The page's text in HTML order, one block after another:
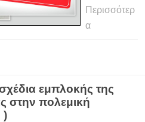
Περισσότερ
α
εμπλοκής της
στην πολεμική
)